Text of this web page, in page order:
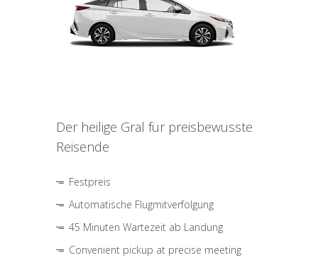
Der heilige Gral für preisbewusste
Reisende
Festpreis
Automatische Flugmitverfolgung
45 Minuten Wartezeit ab Landung
Convenient pickup at precise meeting